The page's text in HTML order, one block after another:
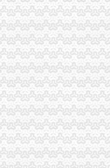
狐其它_搜狐网